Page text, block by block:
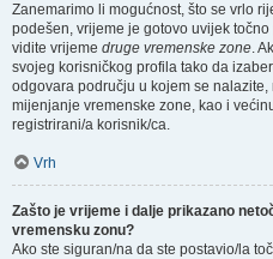
Zanemarimo li mogućnost, što se vrlo
podešen, vrijeme je gotovo uvijek
vidite vrijeme druge vremenske zone.
svojeg korisničkog profila tako da
odgovara području u kojem se
mijenjanje vremenske zone, kao i
registrirani/a korisnik/ca.
Vrh
Zašto je vrijeme i dalje prikazano
vremensku zonu?
Ako ste siguran/na da ste postavio/la